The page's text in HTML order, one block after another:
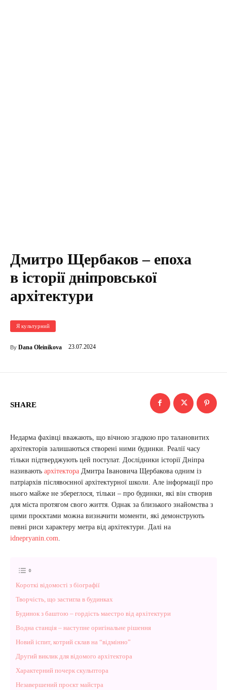
Дмитро Щербаков – епоха
в історії дніпровської
архітектури
Я культурний
By Dana Oleinikova 23.07.2024
SHARE
Недарма фахівці вважають, що вічною згадкою про талановитих
архітекторів залишаються створені ними будинки. Реалії часу
тільки підтверджують цей постулат. Дослідники історії Дніпра
називають архітектора Дмитра Івановича Щербакова одним із
патріархів післявоєнної архітектурної школи. Але інформації про
нього майже не збереглося, тільки – про будинки, які він створив
для міста протягом свого життя. Однак за близького знайомства з
цими проєктами можна визначити моменти, які демонструють
певні риси характеру метра від архітектури. Далі на
idnepryanin.com
Короткі відомості з біографії
Творчість, що застигла в будинках
Будинок з баштою – гордість маестро від архітектури
Водна станція – наступне оригінальне рішення
Новий іспит, котрий склав на “відмінно”
Другий виклик для відомого архітектора
Характерний почерк скульптора
Незавершений проєкт майстра